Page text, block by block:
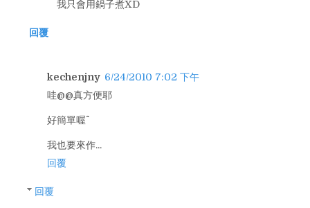
我只會用鍋子煮XD
回覆
kechenjny 6/24/2010 7:02 下午
哇@@真方便耶
好簡單喔^^
我也要來作...
回覆
回覆